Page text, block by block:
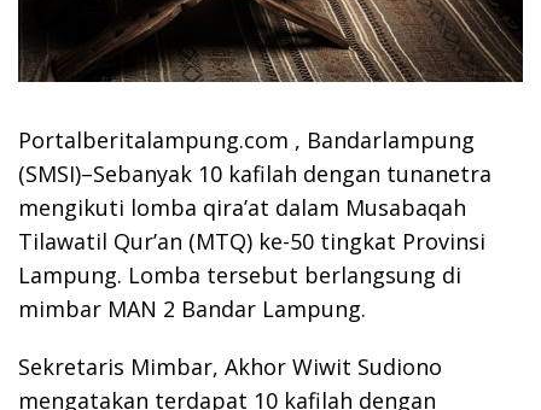
Portalberitalampung.com , Bandarlampung
(SMSI)–Sebanyak 10 kafilah dengan tunanetra
mengikuti lomba qira’at dalam Musabaqah
Tilawatil Qur’an (MTQ) ke-50 tingkat Provinsi
Lampung. Lomba tersebut berlangsung di
mimbar MAN 2 Bandar Lampung.
Sekretaris Mimbar, Akhor Wiwit Sudiono
mengatakan terdapat 10 kafilah dengan